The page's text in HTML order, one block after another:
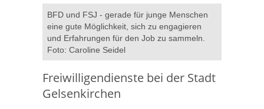
BFD und FSJ - gerade für junge Menschen
eine gute Möglichkeit, sich zu engagieren
und Erfahrungen für den Job zu sammeln.
Foto: Caroline Seidel
Freiwilligendienste bei der Stadt
Gelsenkirchen